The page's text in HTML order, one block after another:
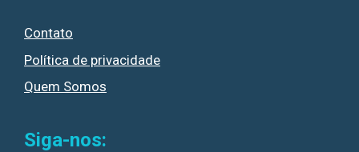
Contato
Política de privacidade
Quem Somos
Siga-nos: